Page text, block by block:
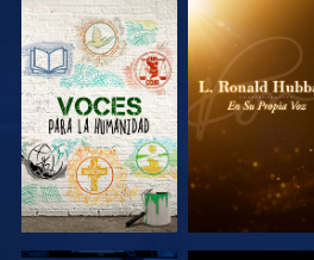
EXPLORA LAS
SERIES
EXPLORA
SERIES